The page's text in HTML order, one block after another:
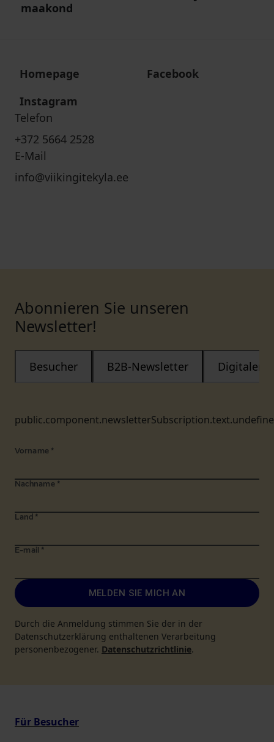
maakond
Homepage
Facebook
Instagram
Telefon
+372 5664 2528
E-Mail
info@viikingitekyla.ee
Abonnieren Sie unseren
Newsletter!
Besucher B2B-Newsletter Digitaler
Vorname *
Nachname *
Land *
E-mail *
MELDEN SIE MICH AN
Durch die Anmeldung stimmen Sie der in der
Datenschutzerklärung enthaltenen Verarbeitung
personenbezogener. Datenschutzrichtlinie.
Für Besucher